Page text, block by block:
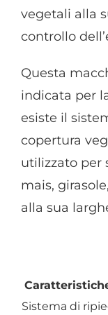
vegetali alla
controllo
Questa
indicata per
esiste il
copertura
utilizzato per
mais,
alla sua
Sistema di